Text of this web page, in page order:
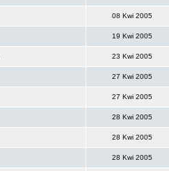
08 Kwi 2005
19 Kwi 2005
23 Kwi 2005
27 Kwi 2005
27 Kwi 2005
28 Kwi 2005
28 Kwi 2005
28 Kwi 2005